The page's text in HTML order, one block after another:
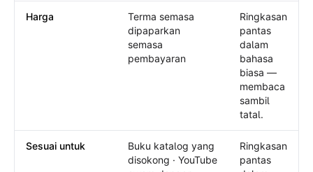
Harga
Terma semasa
dipaparkan
semasa
pembayaran
Ringkasan
pantas
dalam
bahasa
biasa —
membaca
sambil
tatal.
Sesuai untuk
Buku katalog yang
disokong · YouTube
Ringkasan
pantas